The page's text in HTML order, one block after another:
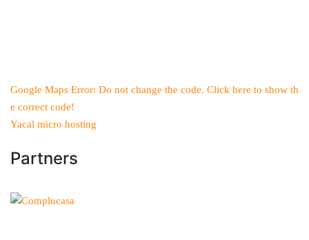
Google Maps Error: Do not change the code. Click here to show th
e correct code!
Yacal micro hosting
Partners